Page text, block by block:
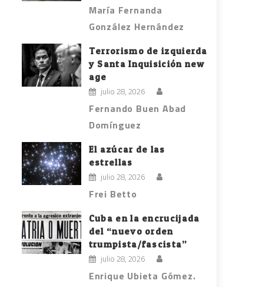
María Fernanda
González Hernández
Terrorismo de izquierda
y Santa Inquisición new
age
julio 28, 2026
Fernando Buen Abad
Domínguez
El azúcar de las
estrellas
julio 28, 2026
Frei Betto
Cuba en la encrucijada
del “nuevo orden
trumpista/fascista”
julio 28, 2026
Enrique Ubieta Gómez.